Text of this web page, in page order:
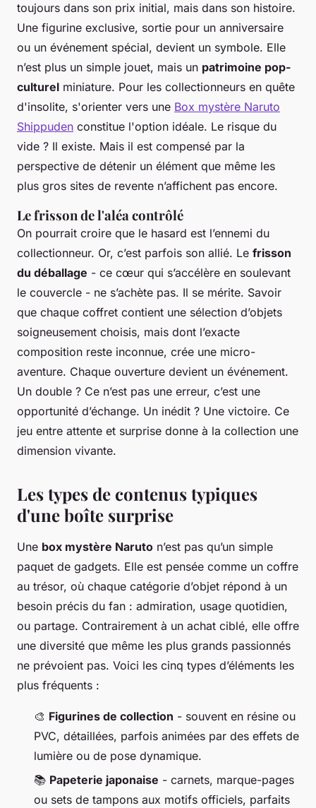
toujours dans son prix initial, mais dans son histoire.
Une figurine exclusive, sortie pour un anniversaire
ou un événement spécial, devient un symbole. Elle
n’est plus un simple jouet, mais un patrimoine pop-
culturel miniature. Pour les collectionneurs en quête
d'insolite, s'orienter vers une Box mystère Naruto
Shippuden constitue l'option idéale. Le risque du
vide ? Il existe. Mais il est compensé par la
perspective de détenir un élément que même les
plus gros sites de revente n’affichent pas encore.
Le frisson de l'aléa contrôlé
On pourrait croire que le hasard est l’ennemi du
collectionneur. Or, c’est parfois son allié. Le frisson
du déballage - ce cœur qui s’accélère en soulevant
le couvercle - ne s’achète pas. Il se mérite. Savoir
que chaque coffret contient une sélection d’objets
soigneusement choisis, mais dont l’exacte
composition reste inconnue, crée une micro-
aventure. Chaque ouverture devient un événement.
Un double ? Ce n’est pas une erreur, c’est une
opportunité d’échange. Un inédit ? Une victoire. Ce
jeu entre attente et surprise donne à la collection une
dimension vivante.
Les types de contenus typiques
d'une boîte surprise
Une box mystère Naruto n’est pas qu’un simple
paquet de gadgets. Elle est pensée comme un coffre
au trésor, où chaque catégorie d’objet répond à un
besoin précis du fan : admiration, usage quotidien,
ou partage. Contrairement à un achat ciblé, elle offre
une diversité que même les plus grands passionnés
ne prévoient pas. Voici les cinq types d’éléments les
plus fréquents :
🎨 Figurines de collection - souvent en résine ou
PVC, détaillées, parfois animées par des effets de
lumière ou de pose dynamique.
📚 Papeterie japonaise - carnets, marque-pages
ou sets de tampons aux motifs officiels, parfaits